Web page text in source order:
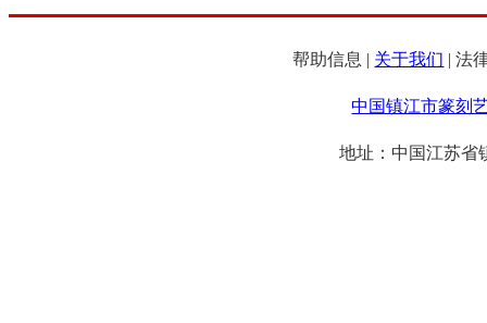
帮助信息 | 关于我们 | 法
中国镇江市篆刻
地址：中国江苏省